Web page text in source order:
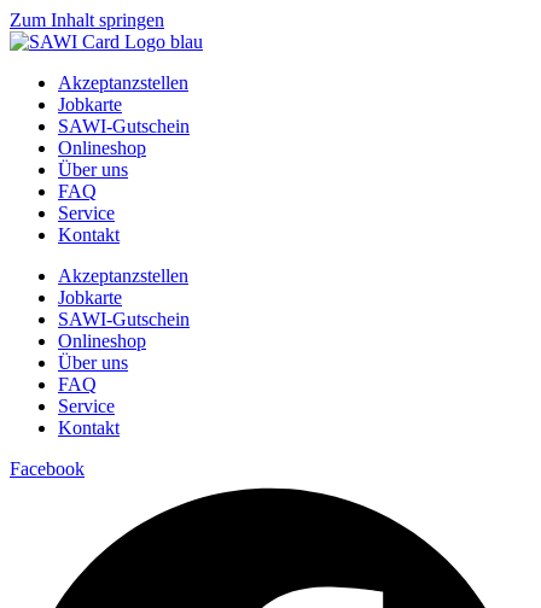
Zum Inhalt springen
Akzeptanzstellen
Jobkarte
SAWI-Gutschein
Onlineshop
Über uns
FAQ
Service
Kontakt
Akzeptanzstellen
Jobkarte
SAWI-Gutschein
Onlineshop
Über uns
FAQ
Service
Kontakt
Facebook